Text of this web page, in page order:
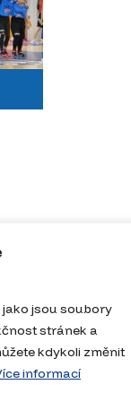
jsou soubory
stránek a
kdykoli změnit
informací